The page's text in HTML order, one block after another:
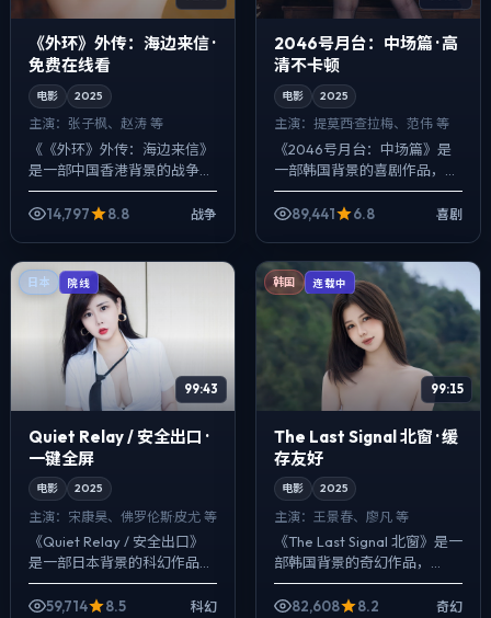
《外环》外传：海边来信 ·
免费在线看
电影 2025
主演： 张子枫、赵涛 等
《《外环》外传：海边来信》
是一部中国香港背景的战争作
品，2025年公映，由韦斯·安
德森执导，张子枫、赵涛、裴
14,797 8.8 战争
2046号月台：中场篇 · 高
清不卡顿
电影 2025
主演： 提莫西·查拉梅、范伟 等
《2046号月台：中场篇》是
一部韩国背景的喜剧作品，
2025年公映，由朴赞郁执
导，提莫西·查拉梅、范伟、张
89,441 6.8 喜剧
日本 院线
99:43
Quiet Relay / 安全出口 ·
一键全屏
电影 2025
主演： 宋康昊、佛罗伦斯·皮尤 等
《Quiet Relay / 安全出口》
是一部日本背景的科幻作品，
2025年公映，由魏德圣执
导，宋康昊、佛罗伦斯·皮尤、
59,714 8.5 科幻
韩国 连载中
99:15
The Last Signal 北窗 · 缓
存友好
电影 2025
主演： 王景春、廖凡 等
《The Last Signal 北窗》是一
部韩国背景的奇幻作品，
2025年公映，由文牧野执
导，王景春、廖凡、宋康昊等
82,608 8.2 奇幻